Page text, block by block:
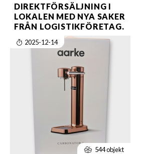
DIREKTFÖRSÄLJNING I
LOKALEN MED NYA SAKER
FRÅN LOGISTIKFÖRETAG.
2025-12-14
544 objekt